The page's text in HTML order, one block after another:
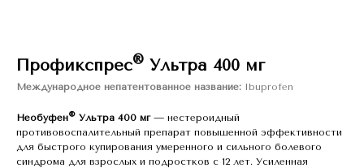
Профикспрес® Ультра 400 мг
Международное непатентованное название: Ibuprofen
Необуфен® Ультра 400 мг— нестероидный
противовоспалительный препарат повышенной эффективности
для быстрого купирования умеренного и сильного болевого
синдрома для взрослых и подростков с 12 лет. Усиленная